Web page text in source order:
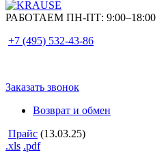
РАБОТАЕМ ПН-ПТ: 9:00–18:00
+7 (495) 532-43-86
Заказать звонок
Возврат и обмен
Прайс (13.03.25)
.xls .pdf